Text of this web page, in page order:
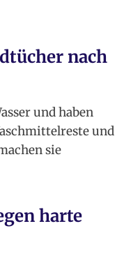
nach
und haben
und
sie
harte